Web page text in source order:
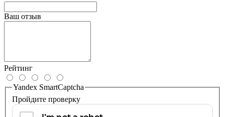
Ваш отзыв
Рейтинг
Yandex SmartCaptcha
Пройдите проверку